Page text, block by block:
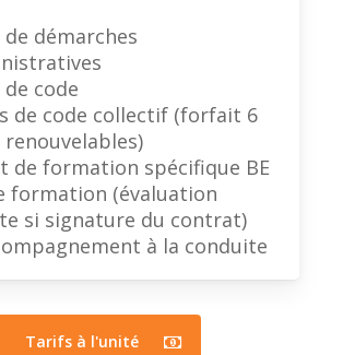
de démarches
de code
de code collectif (forfait 6
renouvelables)
de formation spécifique BE
formation (évaluation
si signature du contrat)
à la conduite
Tarifs à l'unité